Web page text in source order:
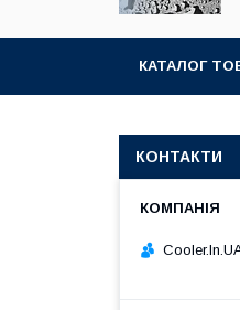
КАТАЛОГ
КОНТАКТИ